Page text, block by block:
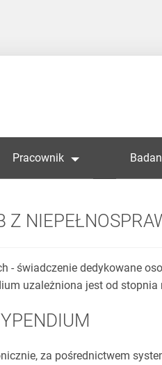
Pracownik
Z
- świadczenie dedykowane
uzależniona jest od stopnia
za pośrednictwem